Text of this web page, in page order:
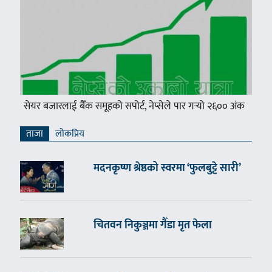
सेयर बजारलाई बैँक समूहको सपोर्ट, नेप्सेले पार गर्‍यो २६०० अंक
ताजा लाेकप्रिय
मदनकृष्ण श्रेष्ठको स्वरमा ‘फुलबुट्टे सारी’
चितवन निकुञ्जमा गैँडा मृत फेला